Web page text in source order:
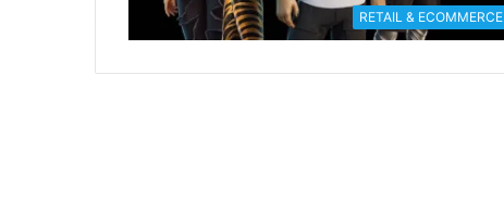
RETAIL & ECOMMERCE